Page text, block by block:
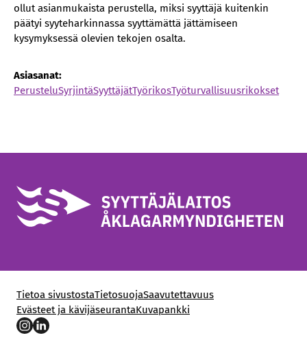
ollut asianmukaista perustella, miksi syyttäjä kuitenkin
päätyi syyteharkinnassa syyttämättä jättämiseen
kysymyksessä olevien tekojen osalta.
Asiasanat:
PerusteluSyrjintäSyyttäjätTyörikosTyöturvallisuusrikokset
Tietoa sivustostaTietosuojaSaavutettavuus
Evästeet ja kävijäseurantaKuvapankki